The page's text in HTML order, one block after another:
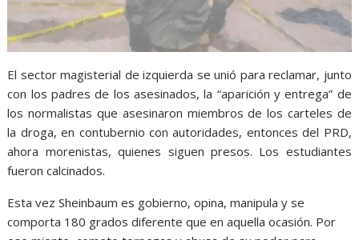
El sector magisterial de izquierda se unió para reclamar, junto
con los padres de los asesinados, la “aparición y entrega” de
los normalistas que asesinaron miembros de los carteles de
la droga, en contubernio con autoridades, entonces del PRD,
ahora morenistas, quienes siguen presos. Los estudiantes
fueron calcinados.
Esta vez Sheinbaum es gobierno, opina, manipula y se
comporta 180 grados diferente que en aquella ocasión. Por